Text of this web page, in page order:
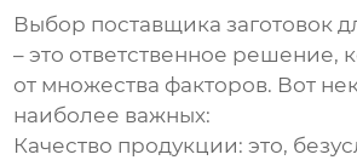
Выбор поставщиказаготовок
– это ответственное решение,
от множества факторов. Вот
наиболее важных:
Качество продукции: это,